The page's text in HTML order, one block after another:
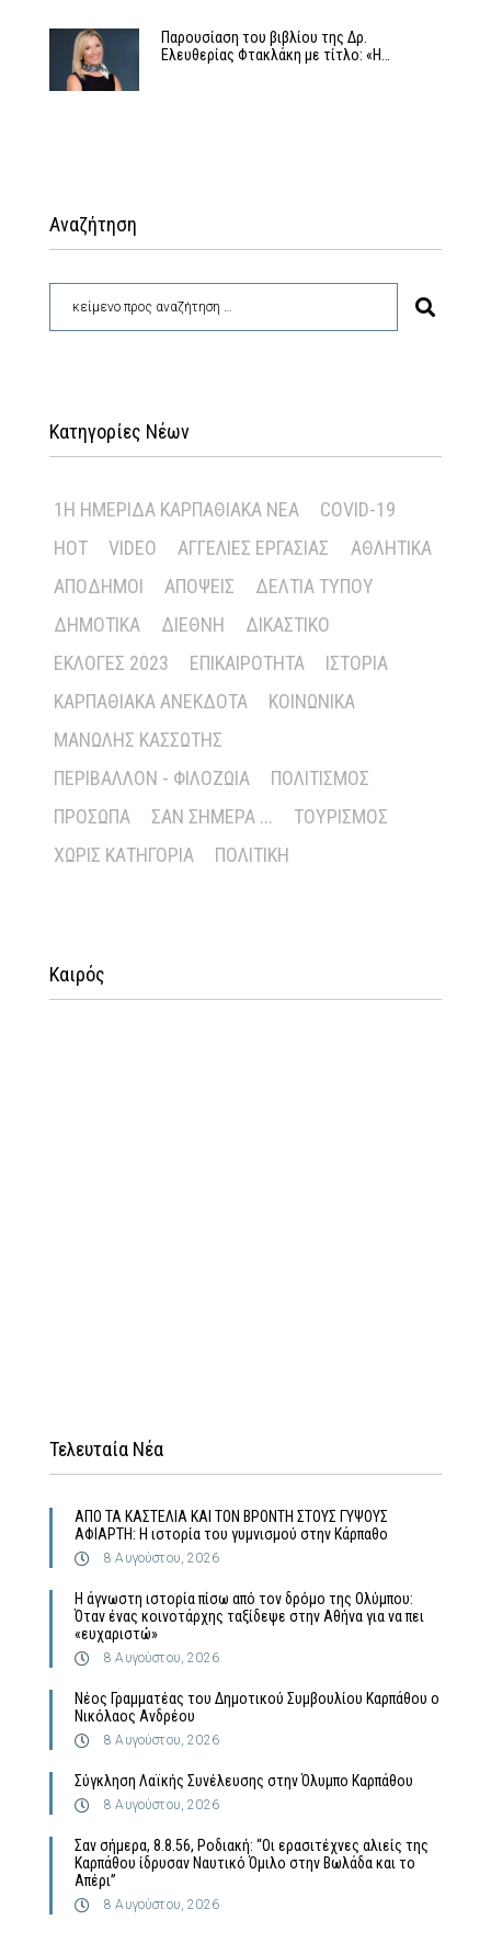
Παρουσίαση του βιβλίου της Δρ.
Ελευθερίας Φτακλάκη με τίτλο: «Η…
Αναζήτηση
Κατηγορίες Νέων
1Η ΗΜΕΡΊΔΑ ΚΑΡΠΑΘΙΑΚΆ ΝΈΑ
COVID-19
HOT
VIDEO ΑΓΓΕΛΊΕΣ ΕΡΓΑΣΊΑΣ
ΑΘΛΗΤΙΚΆ
ΑΠΌΔΗΜΟΙ
ΑΠΌΨΕΙΣ
ΔΕΛΤΊΑ ΤΎΠΟΥ
ΔΗΜΟΤΙΚΆ
ΔΙΕΘΝΉ
ΔΙΚΑΣΤΙΚΌ
ΕΚΛΟΓΈΣ 2023
ΕΠΙΚΑΙΡΌΤΗΤΑ
ΙΣΤΟΡΊΑ
ΚΑΡΠΑΘΙΑΚΆ ΑΝΈΚΔΟΤΑ
ΚΟΙΝΩΝΙΚΆ
ΜΑΝΏΛΗΣ ΚΑΣΣΏΤΗΣ
ΠΕΡΙΒΆΛΛΟΝ - ΦΙΛΟΖΩΊΑ
ΠΟΛΙΤΙΣΜΌΣ
ΠΡΌΣΩΠΑ
ΣΑΝ ΣΉΜΕΡΑ ...
ΤΟΥΡΙΣΜΌΣ
ΧΩΡΊΣ ΚΑΤΗΓΟΡΊΑ
ΠΟΛΙΤΙΚΉ
Καιρός
Τελευταία Νέα
ΑΠΟ ΤΑ ΚΑΣΤΕΛΙΑ ΚΑΙ ΤΟΝ ΒΡΟΝΤΗ ΣΤΟΥΣ ΓΥΨΟΥΣ
ΑΦΙΑΡΤΗ: Η ιστορία του γυμνισμού στην Κάρπαθο
8 Αυγούστου, 2026
Η άγνωστη ιστορία πίσω από τον δρόμο της Ολύμπου:
Όταν ένας κοινοτάρχης ταξίδεψε στην Αθήνα για να πει
«ευχαριστώ»
8 Αυγούστου, 2026
Νέος Γραμματέας του Δημοτικού Συμβουλίου Καρπάθου ο
Νικόλαος Ανδρέου
8 Αυγούστου, 2026
Σύγκληση Λαϊκής Συνέλευσης στην Όλυμπο Καρπάθου
8 Αυγούστου, 2026
Σαν σήμερα, 8.8.56, Ροδιακή: “Οι ερασιτέχνες αλιείς της
Καρπάθου ίδρυσαν Ναυτικό Όμιλο στην Βωλάδα και το
Απέρι”
8 Αυγούστου, 2026